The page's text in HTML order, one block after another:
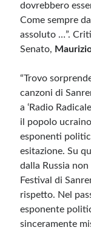
dovrebbero
Come sempre
assoluto …”.
Senato,
“Trovo
canzoni di
a ‘Radio
il popolo
esponenti
esitazione. Su
dalla Russia
Festival di
rispetto. Nel
esponente
sinceramente